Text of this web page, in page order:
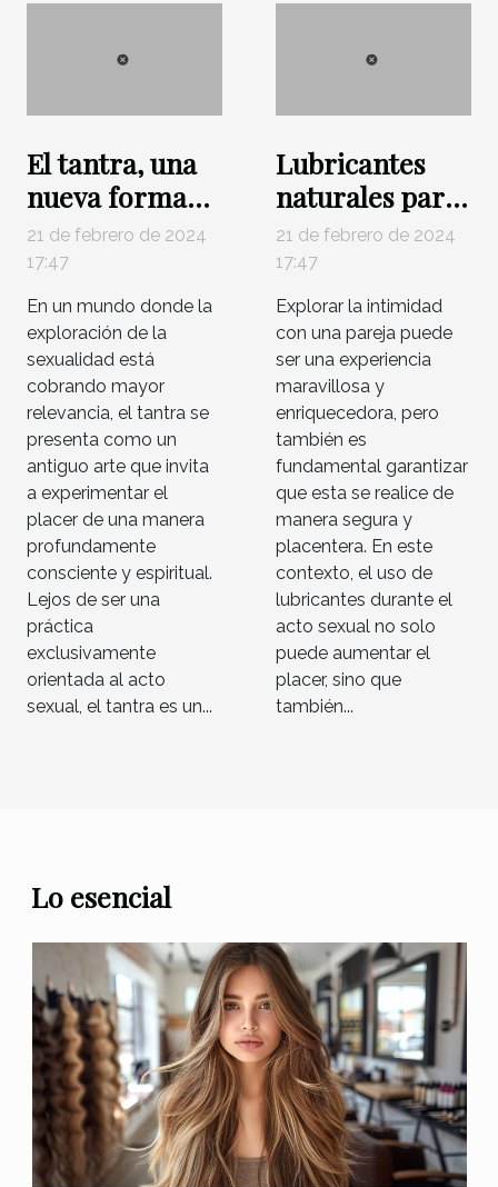
El tantra, una
nueva forma
de explorar la
sexualidad
21 de febrero de 2024
17:47
En un mundo donde la
exploración de la
sexualidad está
cobrando mayor
relevancia, el tantra se
presenta como un
antiguo arte que invita
a experimentar el
placer de una manera
profundamente
consciente y espiritual.
Lejos de ser una
práctica
exclusivamente
orientada al acto
sexual, el tantra es un...
Lubricantes
naturales para
un sexo
saludable
21 de febrero de 2024
17:47
Explorar la intimidad
con una pareja puede
ser una experiencia
maravillosa y
enriquecedora, pero
también es
fundamental garantizar
que esta se realice de
manera segura y
placentera. En este
contexto, el uso de
lubricantes durante el
acto sexual no solo
puede aumentar el
placer, sino que
también...
Lo esencial